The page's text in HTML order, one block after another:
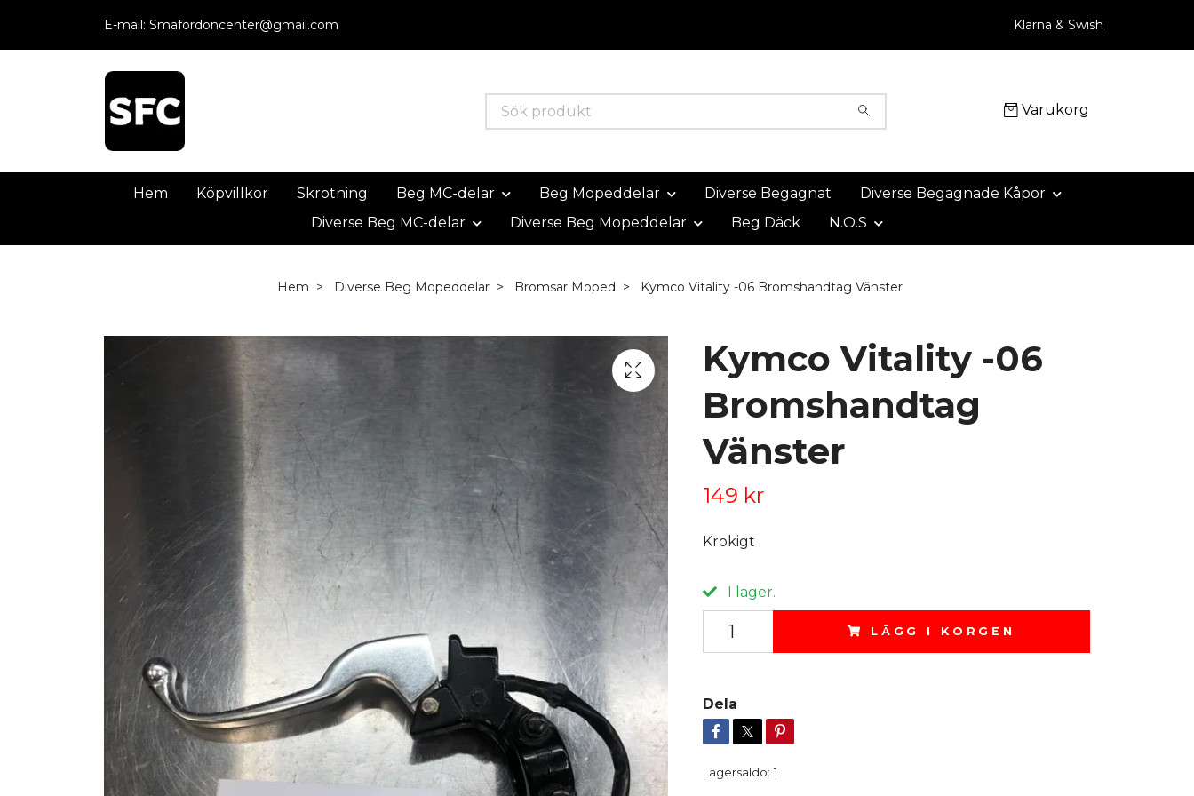
E-mail: Smafordoncenter@gmail.com Klarna & Swish
Varukorg
Hem Köpvillkor Skrotning Beg MC-delar Beg Mopeddelar Diverse Begagnat
Diverse Begagnade Kåpor
Diverse Beg MC-delar
Diverse Beg Mopeddelar Beg Däck N.O.S
Hem Diverse Beg Mopeddelar Bromsar Moped Kymco Vitality -06 Bromshandtag Vänster
Kymco Vitality -06
Bromshandtag
Vänster
149 kr
Krokigt
I lager.
LÄGG I KORGEN
Dela
Lagersaldo: 1